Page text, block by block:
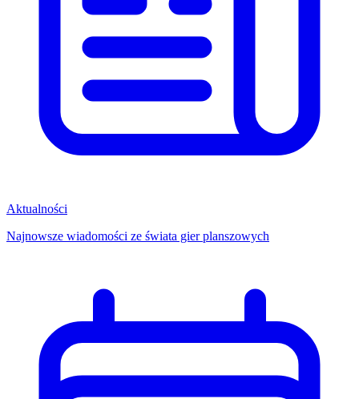
Aktualności
Najnowsze wiadomości ze świata gier planszowych